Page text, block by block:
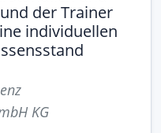
der Trainer
individuellen
KG